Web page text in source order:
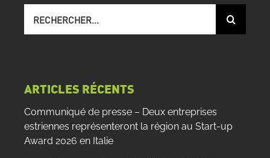
sur
ARTICLES RÉCENTS
Communiqué de presse – Deux entreprises
estriennes représenteront la région au Start-up
Award 2026 en Italie